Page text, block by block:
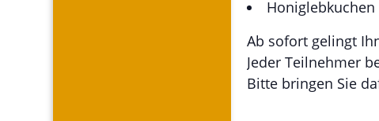
Honiglebkuchen
Ab sofort gelingt
Jeder Teilnehmer
Bitte bringen Sie